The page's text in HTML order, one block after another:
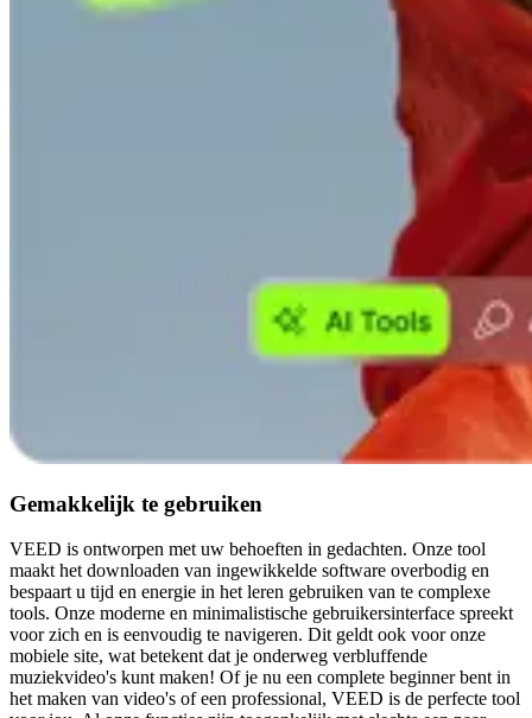
Gemakkelijk te gebruiken
VEED is ontworpen met uw behoeften in gedachten. Onze tool
maakt het downloaden van ingewikkelde software overbodig en
bespaart u tijd en energie in het leren gebruiken van te complexe
tools. Onze moderne en minimalistische gebruikersinterface spreekt
voor zich en is eenvoudig te navigeren. Dit geldt ook voor onze
mobiele site, wat betekent dat je onderweg verbluffende
muziekvideo's kunt maken! Of je nu een complete beginner bent in
het maken van video's of een professional, VEED is de perfecte tool